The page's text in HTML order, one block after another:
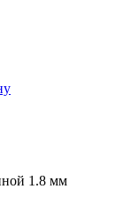
1.8 мм